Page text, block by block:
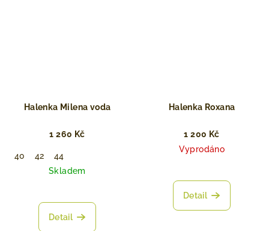
Halenka Milena voda
1 260 Kč
40 42
44
Skladem
Detail
Halenka Roxana
1 200 Kč
Vyprodáno
Detail